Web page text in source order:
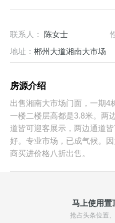
联系人： 陈女士
地址： 郴州大道湘南大市场
房源介绍
出售湘南大市场门面，一期4
一楼二楼层高都是3.8米。两
道皆可迎客展示，两边通道
好。专业市场，已成气候。
商买进价格八折出售。
马上使用置
抢占头条位置